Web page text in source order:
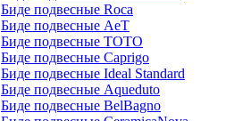
Биде подвесные Roca
Биде подвесные AeT
Биде подвесные TOTO
Биде подвесные Caprigo
Биде подвесные Ideal Standard
Биде подвесные Aqueduto
Биде подвесные BelBagno